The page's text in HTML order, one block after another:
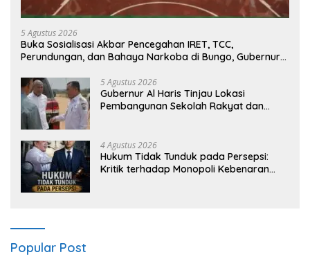
5 Agustus 2026
Buka Sosialisasi Akbar Pencegahan IRET, TCC,
Perundungan, dan Bahaya Narkoba di Bungo, Gubernur
depan sudah ada di tangan”
5 Agustus 2026
Gubernur Al Haris Tinjau Lokasi
Pembangunan Sekolah Rakyat dan
4 Agustus 2026
Hukum Tidak Tunduk pada Persepsi:
Kritik terhadap Monopoli Kebenaran
Popular Post